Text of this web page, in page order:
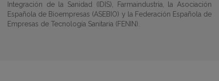
Integración de la Sanidad (IDIS), Farmaindustria, la Asociación
Española de Bioempresas (ASEBIO) y la Federación Española de
Empresas de Tecnología Sanitaria (FENIN).